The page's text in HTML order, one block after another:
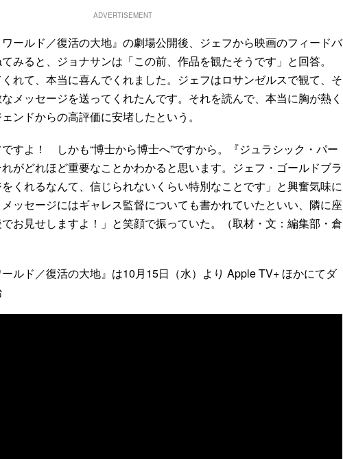
ADVERTISEMENT
ールド／復活の大地』の劇場公開後、ジェフから映画のフィードバ
みると、ジョナサンは「この前、作品を観たそうです」と回答。
くれて、本当に喜んでくれました。ジェフはロサンゼルスで観て、そ
メッセージを送ってくれたんです。それを読んで、本当に胸が熱く
ンドからの高評価に安堵したという。
すよ！ しかも“博士から博士へ”ですから。『ジュラシック・パー
がどれほど重要なことかわかると思います。ジェフ・ゴールドブラ
くれるなんて、信じられないくらい特別なことです」と興奮気味に
ッセージにはギャレス監督についても書かれていたといい、隣に座
お見せしますよ！」と笑顔で振っていた。（取材・文：編集部・倉
ールド／復活の大地』は10月15日（水）より Apple TV+ ほかにてダ